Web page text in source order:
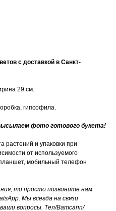
с доставкой в Санкт-
29 см.
гипсофила.
фото готового букета!
растений и упаковки при
от используемого
мобильный телефон
то просто позвоните нам
Мы всегда на связи
вопросы. Тел/Ватсапп/